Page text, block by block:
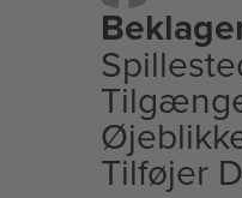
Tilføjer